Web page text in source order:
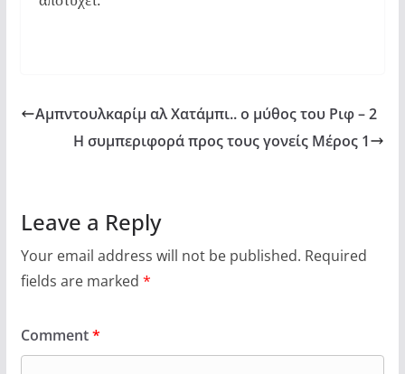
Αμπντουλκαρίμ αλ Χατάμπι.. ο μύθος του Ριφ – 2
Η συμπεριφορά προς τους γονείς Μέρος 1
Leave a Reply
Your email address will not be published. Required
fields are marked *
Comment*